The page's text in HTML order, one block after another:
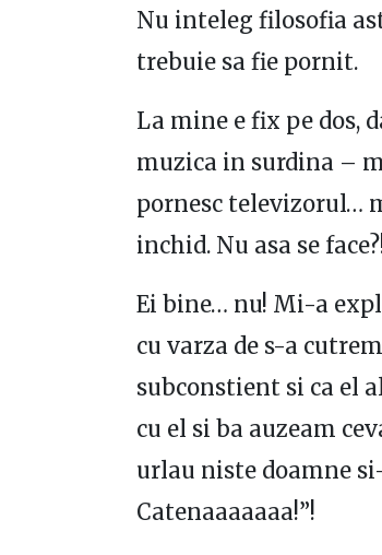
Nu inteleg filosofia
trebuie sa fie pornit.
La mine e fix pe dos,
muzica in surdina –
pornesc televizorul…
inchid. Nu asa se
Ei bine… nu! Mi-a
cu varza de s-a
subconstient si ca el
cu el si ba auzeam
urlau niste doamne
Catenaaaaaaa!”!